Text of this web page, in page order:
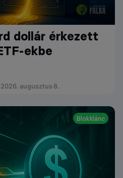
dollár érkezett
ekbe
augusztus 8.
Blokklánc